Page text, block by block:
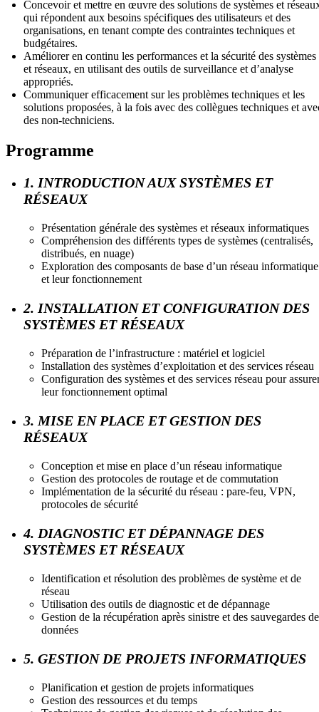
Concevoir et mettre en œuvre des solutions de systèmes et
qui répondent aux besoins spécifiques des utilisateurs et des
organisations, en tenant compte des contraintes techniques et
budgétaires.
Améliorer en continu les performances et la sécurité des systèmes
et réseaux, en utilisant des outils de surveillance et d’analyse
appropriés.
Communiquer efficacement sur les problèmes techniques et les
solutions proposées, à la fois avec des collègues techniques et
des non-techniciens.
Programme
1. INTRODUCTION AUX SYSTÈMES ET
RÉSEAUX
Présentation générale des systèmes et réseaux informatiques
Compréhension des différents types de systèmes (centralisés,
distribués, en nuage)
Exploration des composants de base d’un réseau informatique
et leur fonctionnement
2. INSTALLATION ET CONFIGURATION DES
SYSTÈMES ET RÉSEAUX
Préparation de l’infrastructure : matériel et logiciel
Installation des systèmes d’exploitation et des services réseau
Configuration des systèmes et des services réseau pour
leur fonctionnement optimal
3. MISE EN PLACE ET GESTION DES
RÉSEAUX
Conception et mise en place d’un réseau informatique
Gestion des protocoles de routage et de commutation
Implémentation de la sécurité du réseau : pare-feu, VPN,
protocoles de sécurité
4. DIAGNOSTIC ET DÉPANNAGE DES
SYSTÈMES ET RÉSEAUX
Identification et résolution des problèmes de système et de
réseau
Utilisation des outils de diagnostic et de dépannage
Gestion de la récupération après sinistre et des sauvegardes de
données
5. GESTION DE PROJETS INFORMATIQUES
Planification et gestion de projets informatiques
Gestion des ressources et du temps